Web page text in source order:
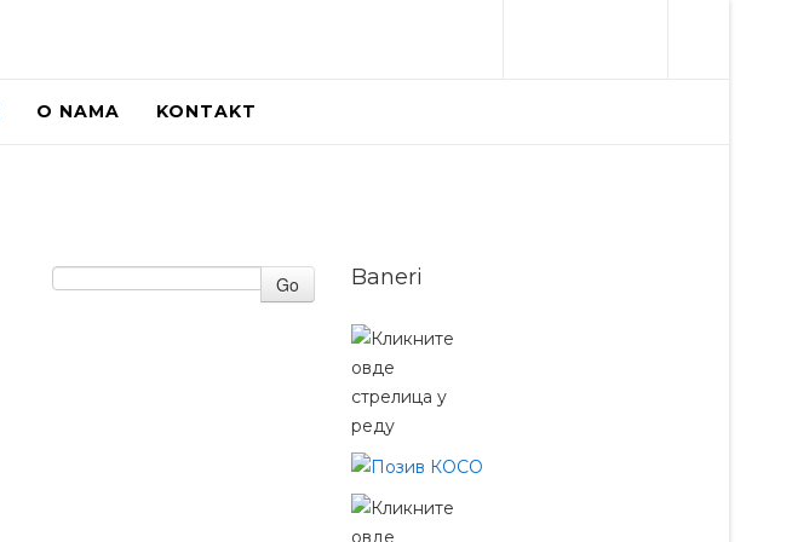
O NAMA KONTAKT
Go Baneri